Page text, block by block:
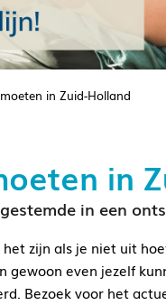
in Zuid-Holland
in
in een
het zijn als je niet uit
gewoon even jezelf
Bezoek voor het